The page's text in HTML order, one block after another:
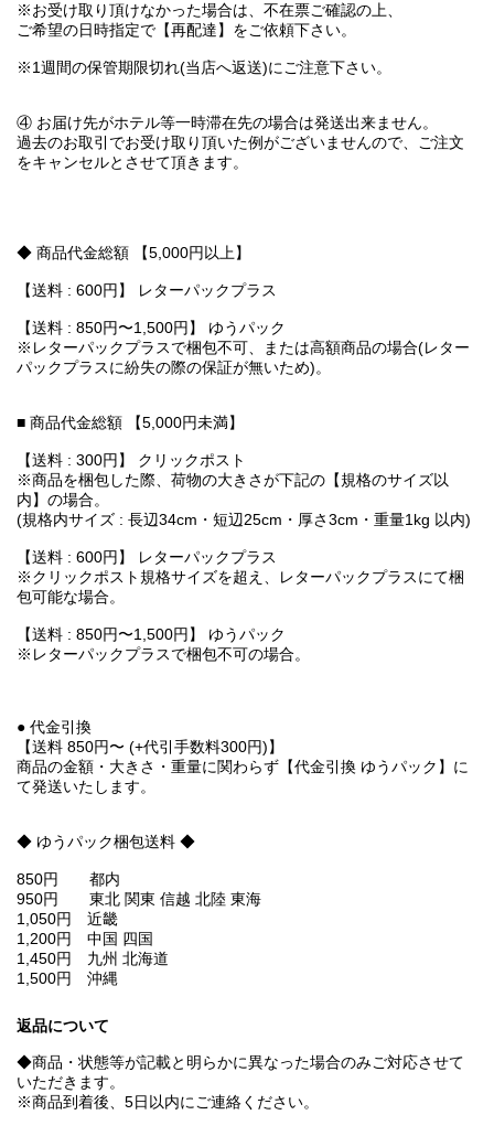
※お受け取り頂けなかった場合は、不在票ご確認の上、
ご希望の日時指定で【再配達】をご依頼下さい。
※1週間の保管期限切れ(当店へ返送)にご注意下さい。
④ お届け先がホテル等一時滞在先の場合は発送出来ません。
過去のお取引でお受け取り頂いた例がございませんので、ご注文
をキャンセルとさせて頂きます。
◆ 商品代金総額 【5,000円以上】
【送料 : 600円】 レターパックプラス
【送料 : 850円〜1,500円】 ゆうパック
※レターパックプラスで梱包不可、または高額商品の場合(レター
パックプラスに紛失の際の保証が無いため)。
■ 商品代金総額 【5,000円未満】
【送料 : 300円】 クリックポスト
※商品を梱包した際、荷物の大きさが下記の【規格のサイズ以
内】の場合。
(規格内サイズ : 長辺34cm・短辺25cm・厚さ3cm・重量1kg 以内)
【送料 : 600円】 レターパックプラス
※クリックポスト規格サイズを超え、レターパックプラスにて梱
包可能な場合。
【送料 : 850円〜1,500円】 ゆうパック
※レターパックプラスで梱包不可の場合。
● 代金引換
【送料 850円〜 (+代引手数料300円)】
商品の金額・大きさ・重量に関わらず【代金引換 ゆうパック】に
て発送いたします。
◆ ゆうパック梱包送料 ◆
850円 都内
950円 東北 関東 信越 北陸 東海
1,050円 近畿
1,200円 中国 四国
1,450円 九州 北海道
1,500円 沖縄
返品について
◆商品・状態等が記載と明らかに異なった場合のみご対応させて
いただきます。
※商品到着後、5日以内にご連絡ください。